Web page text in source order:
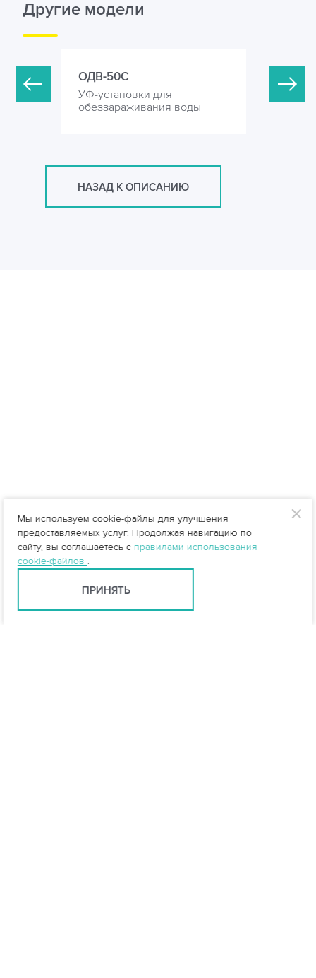
Другие модели
ОДВ-50С
УФ-установки для
обеззараживания воды
ОДВ-
УФ-
НАЗАД К ОПИСАНИЮ
Мы используем cookie-файлы для улучшения
предоставляемых услуг. Продолжая навигацию по
сайту, вы соглашаетесь с правилами использования
cookie-файлов .
ПРИНЯТЬ